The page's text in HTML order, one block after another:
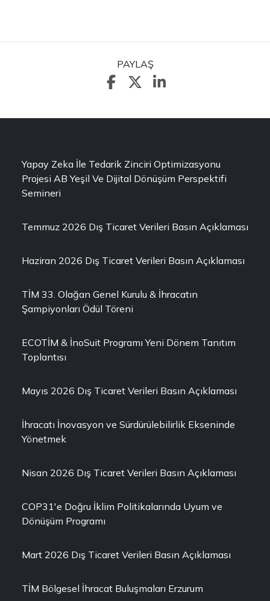
PAYLAŞ
Yapay Zeka İle Tedarik Zinciri Optimizasyonu
Projesi AB Yeşil Ve Dijital Dönüşüm Perspektifi
Semineri
Temmuz 2026 Dış Ticaret Verileri Basın Açıklaması
Haziran 2026 Dış Ticaret Verileri Basın Açıklaması
TİM 33. Olağan Genel Kurulu & İhracatın
Şampiyonları Ödül Töreni
ECOTİM & İnoSuit Programı Yeni Dönem Tanıtım
Toplantısı
Mayıs 2026 Dış Ticaret Verileri Basın Açıklaması
İhracatı İnovasyon ve Sürdürülebilirlik Ekseninde
Yönetmek
Nisan 2026 Dış Ticaret Verileri Basın Açıklaması
COP31'e Doğru İklim Politikalarında Uyum ve
Dönüşüm Programı
Mart 2026 Dış Ticaret Verileri Basın Açıklaması
TİM Bölgesel İhracat Buluşmaları Erzurum